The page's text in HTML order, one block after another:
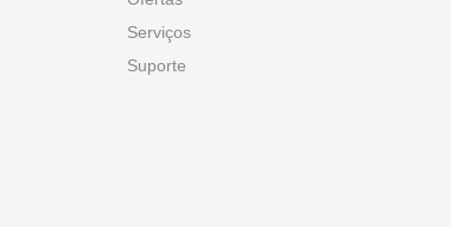
Serviços
Suporte